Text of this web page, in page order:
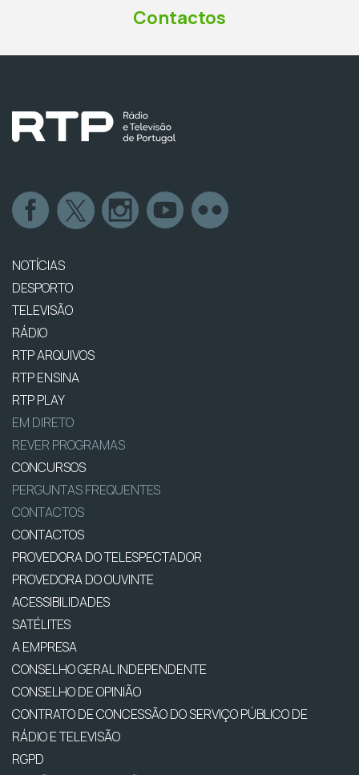
Contactos
NOTÍCIAS
DESPORTO
TELEVISÃO
RÁDIO
RTP ARQUIVOS
RTP ENSINA
RTP PLAY
EM DIRETO
REVER PROGRAMAS
CONCURSOS
PERGUNTAS FREQUENTES
CONTACTOS
CONTACTOS
PROVEDORA DO TELESPECTADOR
PROVEDORA DO OUVINTE
ACESSIBILIDADES
SATÉLITES
A EMPRESA
CONSELHO GERAL INDEPENDENTE
CONSELHO DE OPINIÃO
CONTRATO DE CONCESSÃO DO SERVIÇO PÚBLICO DE
RÁDIO E TELEVISÃO
RGPD